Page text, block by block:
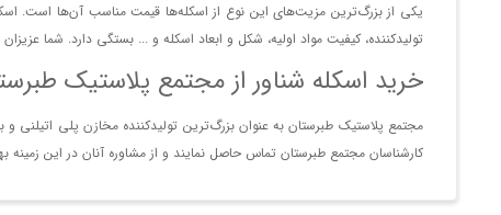
یکی از بزرگ‌ترین مزیت‌های این نوع از اسکله‌ها قیمت مناسب آن‌ها است.
تولیدکننده، کیفیت مواد اولیه، شکل و ابعاد اسکله و ... بستگی دارد. شما
خرید اسکله شناور از مجتمع پلاستیک
مجتمع پلاستیک طبرستان به عنوان بزرگ‌ترین تولیدکننده مخازن پلی اتیلنی و
کارشناسان مجتمع طبرستان تماس حاصل نمایند و از مشاوره آنان در این زمینه